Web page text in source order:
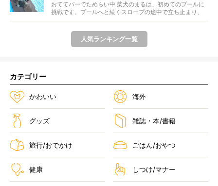
おててパーでためらい中 柴犬のまるは、初めてのプールに
挑戦です。プールへと続くスロープの途中で立ち止まり、
前足...
人気ランキング一覧
カテゴリー
かわいい 海外
グッズ 雑誌・本/書籍
旅行/おでかけ ごはん/おやつ
健康 しつけ/マナー